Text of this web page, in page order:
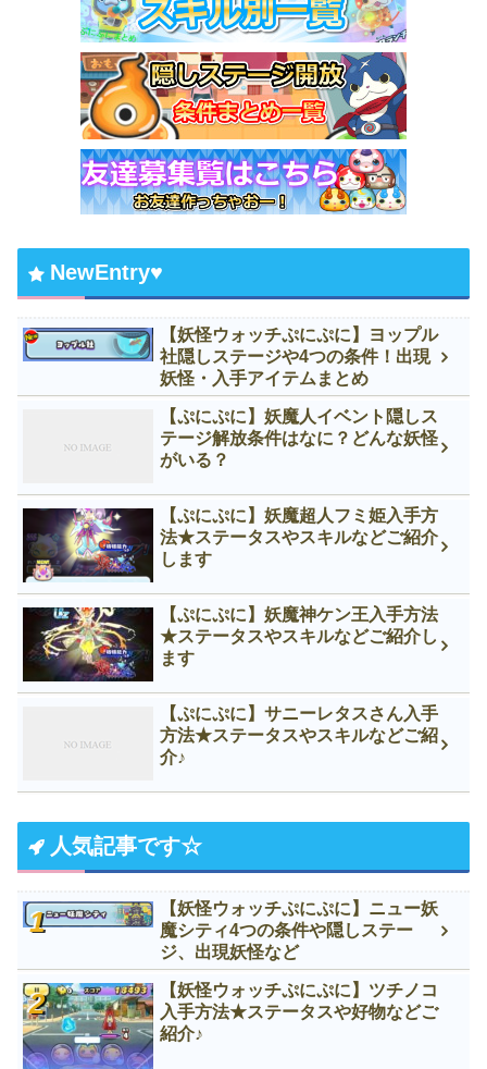
NewEntry♥
【妖怪ウォッチぷにぷに】ヨップル
社隠しステージや4つの条件！出現
妖怪・入手アイテムまとめ
【ぷにぷに】妖魔人イベント隠しス
テージ解放条件はなに？どんな妖怪
がいる？
【ぷにぷに】妖魔超人フミ姫入手方
法★ステータスやスキルなどご紹介
します
【ぷにぷに】妖魔神ケン王入手方法
★ステータスやスキルなどご紹介し
ます
【ぷにぷに】サニーレタスさん入手
方法★ステータスやスキルなどご紹
介♪
人気記事です☆
【妖怪ウォッチぷにぷに】ニュー妖
魔シティ4つの条件や隠しステー
ジ、出現妖怪など
【妖怪ウォッチぷにぷに】ツチノコ
入手方法★ステータスや好物などご
紹介♪